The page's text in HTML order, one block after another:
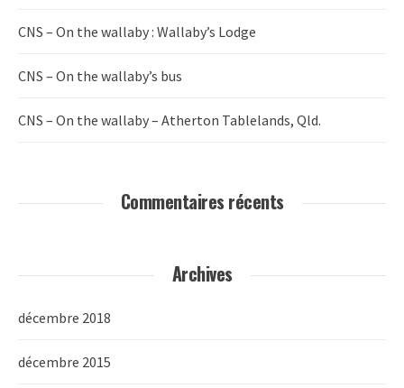
CNS – On the wallaby : Wallaby’s Lodge
CNS – On the wallaby’s bus
CNS – On the wallaby – Atherton Tablelands, Qld.
Commentaires récents
Archives
décembre 2018
décembre 2015